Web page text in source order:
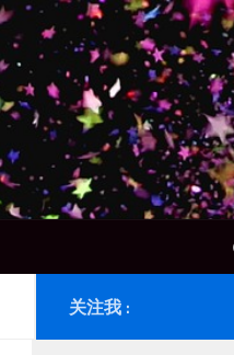
关注我 :